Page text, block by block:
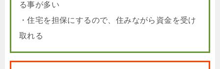
る事が多い
・住宅を担保にするので、住みながら資金を受け
取れる